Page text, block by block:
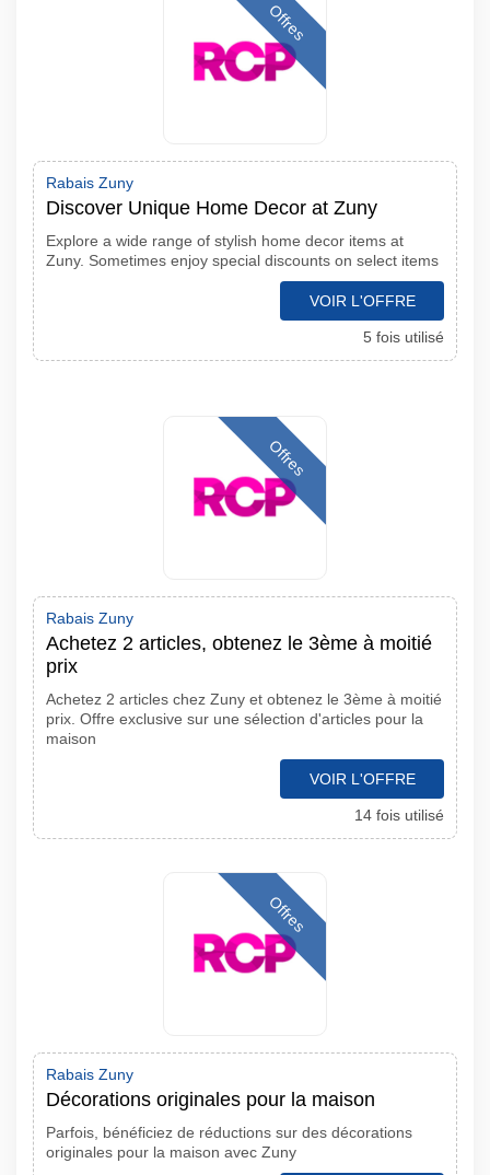
Offres
Rabais Zuny
Discover Unique Home Decor at Zuny
Explore a wide range of stylish home decor items at
Zuny. Sometimes enjoy special discounts on select items
VOIR L'OFFRE
5 fois utilisé
Offres
Rabais Zuny
Achetez 2 articles, obtenez le 3ème à moitié
prix
Achetez 2 articles chez Zuny et obtenez le 3ème à moitié
prix. Offre exclusive sur une sélection d'articles pour la
maison
VOIR L'OFFRE
14 fois utilisé
Offres
Rabais Zuny
Décorations originales pour la maison
Parfois, bénéficiez de réductions sur des décorations
originales pour la maison avec Zuny